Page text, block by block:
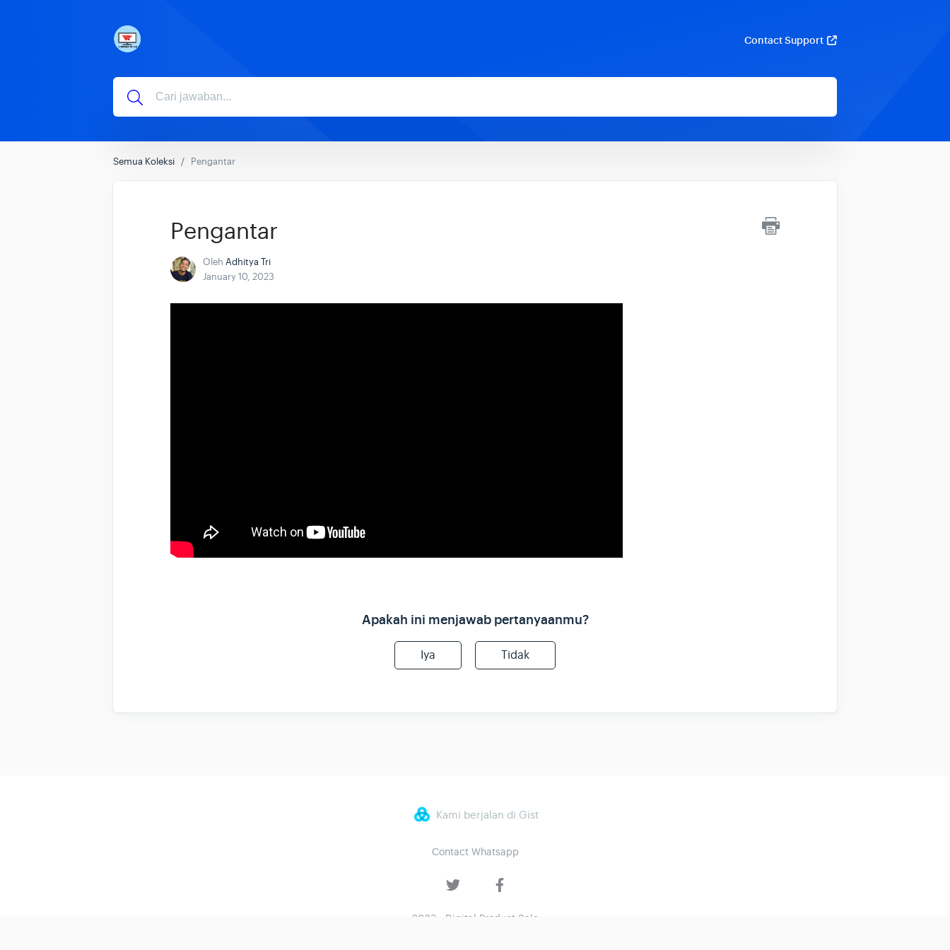
Contact Support
Semua Koleksi Pengantar
Pengantar
Oleh Adhitya Tri
January 10, 2023
Apakah ini menjawab pertanyaanmu?
Iya Tidak
Kami berjalan di Gist
Contact Whatsapp
2023 - Digital Product Sale